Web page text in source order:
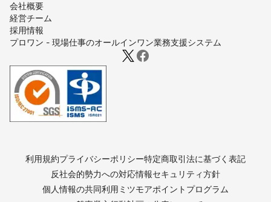
会社概要
経営チーム
採用情報
プロワン - 現場仕事のオールインワン業務支援システム
利用規約プライバシーポリシー特定商取引法に基づく表記
反社会的勢力への対応情報セキュリティ方針
個人情報の共同利用 ミツモアポイントプログラム